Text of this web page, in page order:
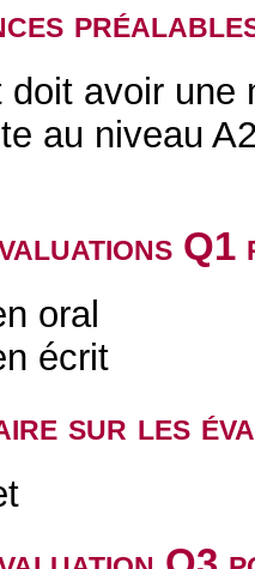
doit avoir
au niveau
oral
écrit
sur les